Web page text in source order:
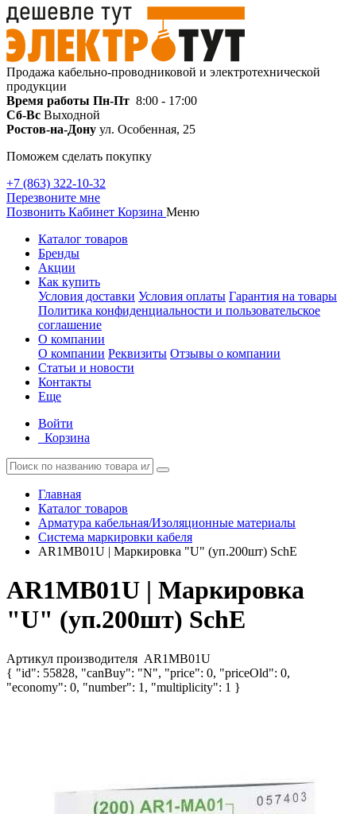
Продажа кабельно-проводниковой и электротехнической
продукции
Время работы Пн-Пт 8:00 - 17:00
Сб-Вс Выходной
Ростов-на-Дону ул. Особенная, 25
Поможем сделать покупку
+7 (863) 322-10-32
Перезвоните мне
Позвонить Кабинет Корзина Меню
Каталог товаров
Бренды
Акции
Как купить
Условия доставки Условия оплаты Гарантия на товары
Политика конфиденциальности и пользовательское
соглашение
О компании
О компании Реквизиты Отзывы о компании
Статьи и новости
Контакты
Еще
Войти
Корзина
Главная
Каталог товаров
Арматура кабельная/Изоляционные материалы
Система маркировки кабеля
AR1MB01U | Маркировка "U" (уп.200шт) SchE
AR1MB01U | Маркировка
"U" (уп.200шт) SchE
Артикул производителя AR1MB01U
{ "id": 55828, "canBuy": "N", "price": 0, "priceOld": 0,
"economy": 0, "number": 1, "multiplicity": 1 }